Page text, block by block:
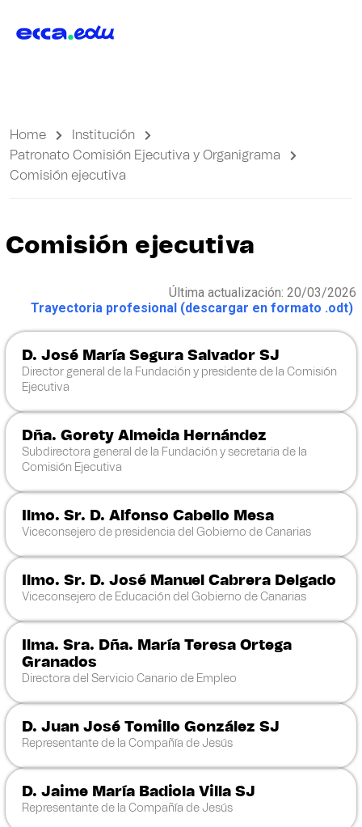
Home
Institución
Patronato Comisión Ejecutiva y Organigrama
Comisión ejecutiva
Comisión ejecutiva
Última actualización: 20/03/2026
Trayectoria profesional (descargar en formato .odt)
D. José María Segura Salvador SJ
Director general de la Fundación y presidente de la Comisión
Ejecutiva
Dña. Gorety Almeida Hernández
Subdirectora general de la Fundación y secretaria de la
Comisión Ejecutiva
Ilmo. Sr. D. Alfonso Cabello Mesa
Viceconsejero de presidencia del Gobierno de Canarias
Ilmo. Sr. D. José Manuel Cabrera Delgado
Viceconsejero de Educación del Gobierno de Canarias
Ilma. Sra. Dña. María Teresa Ortega
Granados
Directora del Servicio Canario de Empleo
D. Juan José Tomillo González SJ
Representante de la Compañía de Jesús
D. Jaime María Badiola Villa SJ
Representante de la Compañía de Jesús